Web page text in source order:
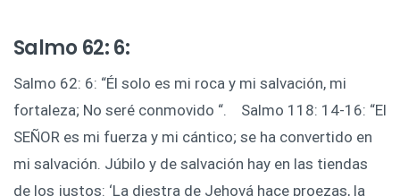
Salmo 62: 6:
Salmo 62: 6: “Él solo es mi roca y mi salvación, mi
fortaleza; No seré conmovido “. ‍ Salmo 118: 14-16: “El
SEÑOR es mi fuerza y ​​mi cántico; se ha convertido en
mi salvación. Júbilo y de salvación hay en las tiendas
de los justos: ‘La diestra de Jehová hace proezas, la